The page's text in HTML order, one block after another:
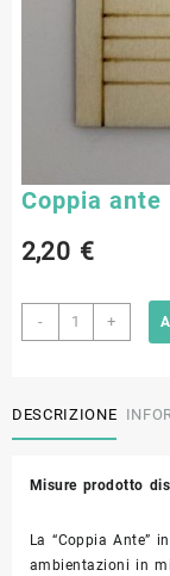
Coppia ante
2,20 €
-
Coppia
ante
+
DESCRIZIONE
Misure prodotto
La “Coppia Ante”
ambientazioni in